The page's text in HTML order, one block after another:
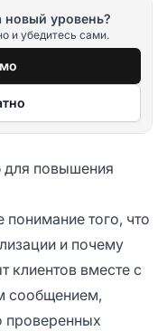
новый уровень?
и убедитесь сами.
для повышения
понимание того, что
и почему
клиентов вместе с
сообщением,
проверенных